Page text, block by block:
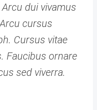
dui vivamus
cursus
Cursus vitae
Faucibus ornare
sed viverra.